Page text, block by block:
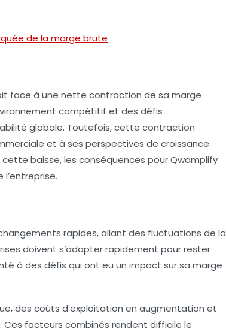
de la marge brute
face à une nette contraction de sa marge
compétitif et des défis
globale. Toutefois, cette contraction
et à ses perspectives de croissance
baisse, les conséquences pour Qwamplify
rapides, allant des fluctuations de la
doivent s’adapter rapidement pour rester
à des défis qui ont eu un impact sur sa marge
des coûts d’exploitation en augmentation et
facteurs combinés rendent difficile le